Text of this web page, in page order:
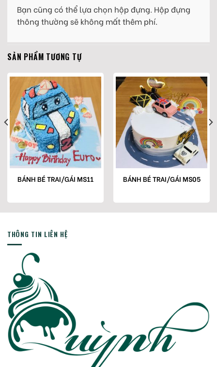
Bạn cũng có thể lựa chọn hộp đựng. Hộp đựng
thông thường sẽ không mất thêm phí.
SẢN PHẨM TƯƠNG TỰ
BÁNH BÉ TRAI/GÁI MS11 BÁNH BÉ TRAI/GÁI MS05
THÔNG TIN LIÊN HỆ